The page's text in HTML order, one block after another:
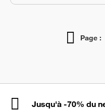
Page :
Jusqu'à -70% du